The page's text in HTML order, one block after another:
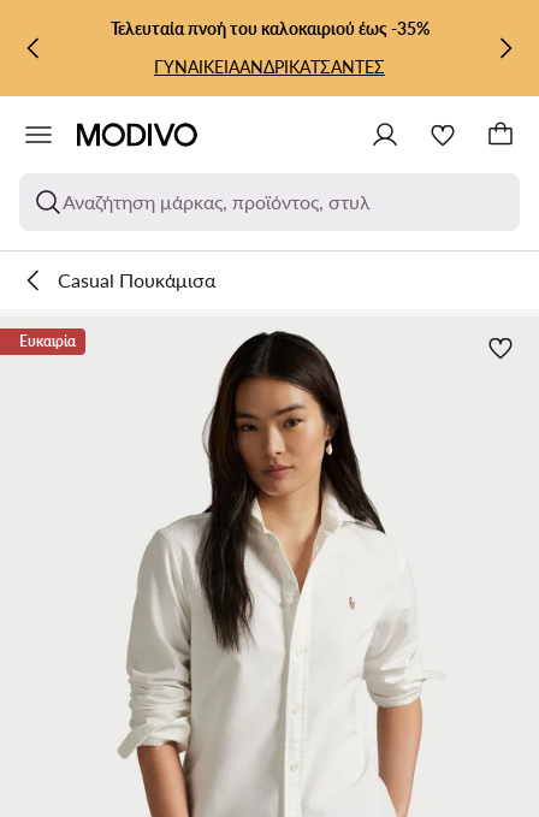
ΜΕΤΆΒΑΣΗ ΣΤΟ ΚΎΡΙΟ ΠΕΡΙΕΧΌΜΕΝΟ
ΜΕΤΆΒΑΣΗ ΣΤΗΝ ΑΝΑΖΉΤΗΣΗ
Τελευταία πνοή του καλοκαιριού έως -35%
ΓΥΝΑΙΚΕΙΑΑΝΔΡΙΚΑΤΣΑΝΤΕΣ
Αναζήτηση μάρκας, προϊόντος, στυλ
Casual Πουκάμισα
Ευκαιρία